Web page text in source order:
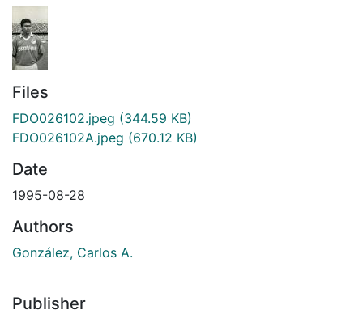
Files
FDO026102.jpeg (344.59 KB)
FDO026102A.jpeg (670.12 KB)
Date
1995-08-28
Authors
González, Carlos A.
Publisher